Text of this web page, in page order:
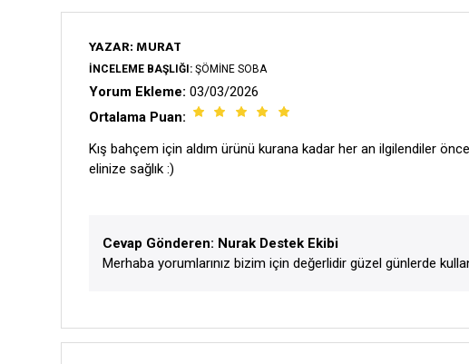
YAZAR: MURAT
İNCELEME BAŞLIĞI: ŞÖMINE SOBA
Yorum Ekleme: 03/03/2026
Ortalama Puan:
Kış bahçem için aldım ürünü kurana kadar her an ilgilendiler
elinize sağlık :)
Cevap Gönderen: Nurak Destek Ekibi
Merhaba yorumlarınız bizim için değerlidir güzel günlerde